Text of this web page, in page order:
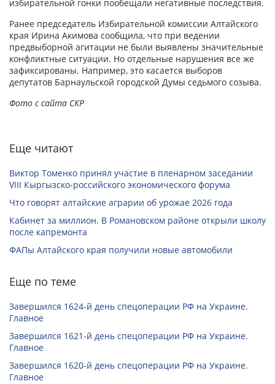
избирательной гонки пообещали негативные последствия.
Ранее председатель Избирательной комиссии Алтайского
края Ирина Акимова сообщила, что при ведении
предвыборной агитации не были выявлены значительные
конфликтные ситуации. Но отдельные нарушения все же
зафиксированы. Например, это касается выборов
депутатов Барнаульской городской Думы седьмого созыва.
Фото с сайта СКР
Еще читают
Виктор Томенко принял участие в пленарном заседании
VIII Кыргызско-российского экономического форума
Что говорят алтайские аграрии об урожае 2026 года
Кабинет за миллион. В Романовском районе открыли школу
после капремонта
ФАПы Алтайского края получили новые автомобили
Еще по теме
Завершился 1624-й день спецоперации РФ на Украине.
Главное
Завершился 1621-й день спецоперации РФ на Украине.
Главное
Завершился 1620-й день спецоперации РФ на Украине.
Главное